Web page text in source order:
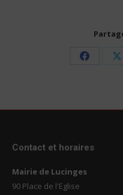
Share
Contact et horaires
Mairie de Lucinges
90 Place de l'Eglise